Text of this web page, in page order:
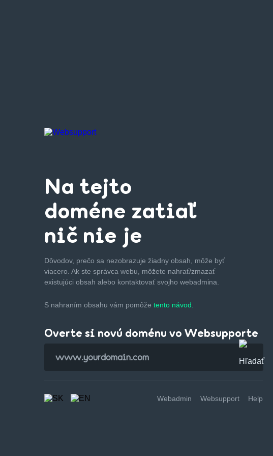
Na tejto
doméne zatiaľ
nič nie je
Dôvodov, prečo sa nezobrazuje žiadny obsah, môže byť
viacero. Ak ste správca webu, môžete nahrať/zmazať
existujúci obsah alebo kontaktovať svojho webadmina.
S nahraním obsahu vám pomôže tento návod.
Overte si novú doménu vo Websupporte
Webadmin Websupport Help